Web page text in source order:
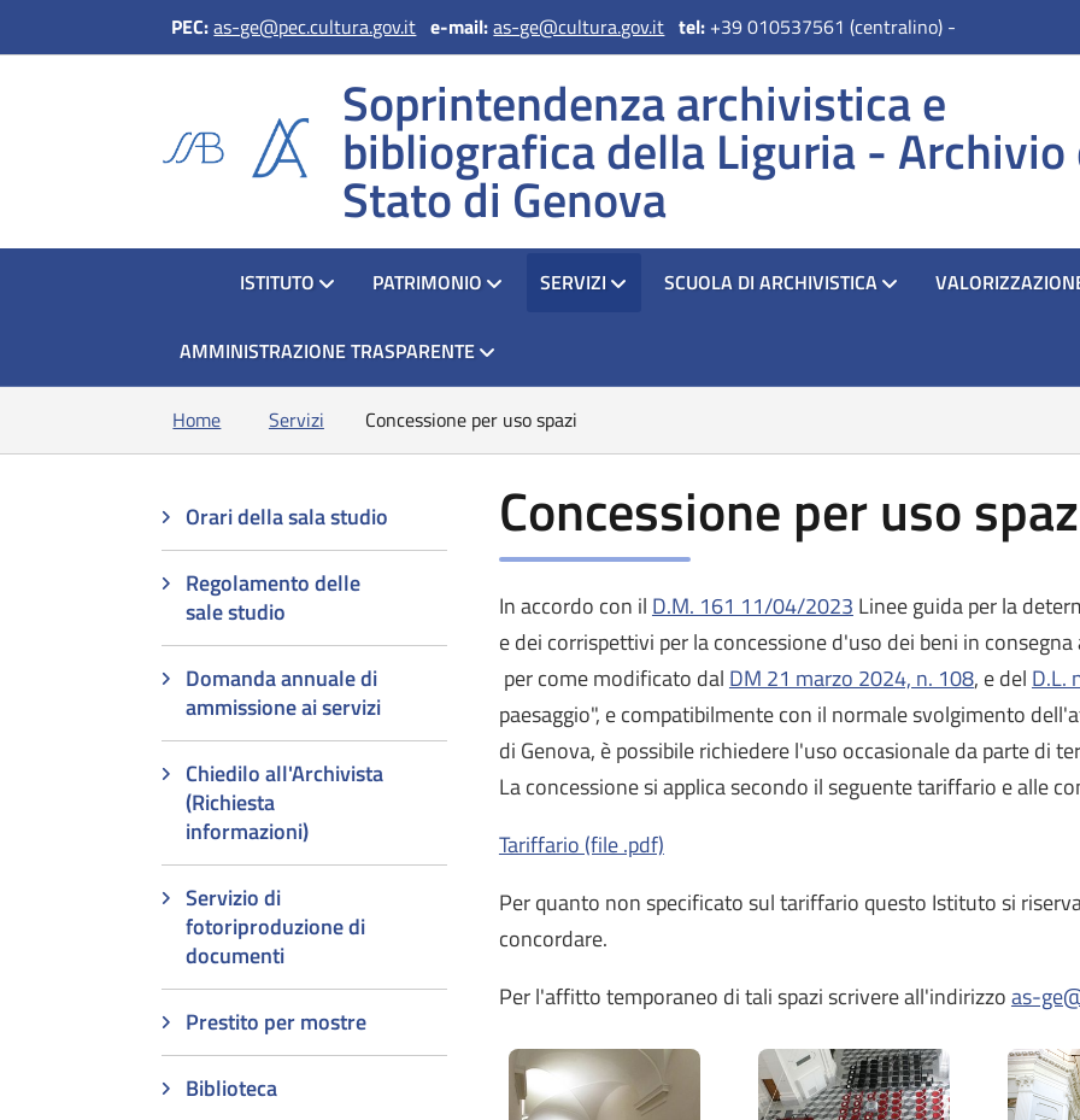
PEC:as-ge@pec.cultura.gov.it e-mail:as-ge@cultura.gov.it tel: +39 010537561 (centralino) -
Soprintendenza archivistica e
bibliografica della Liguria -
Stato di Genova
HOMEISTITUTO PATRIMONIO SERVIZI SCUOLA DI ARCHIVISTICA
AMMINISTRAZIONE TRASPARENTE
Home Servizi Concessione per uso spazi
Orari della sala studio
Regolamento delle
sale studio
Domanda annuale di
ammissione ai servizi
Chiedilo all'Archivista
(Richiesta
informazioni)
Servizio di
fotoriproduzione di
documenti
Prestito per mostre
Biblioteca
Concessione per uso
In accordo con il D.M. 161 11/04/2023 Linee guida per la
e dei corrispettivi per la concessione d'uso dei beni in
per come modificato dal DM 21 marzo 2024, n. 108, e del D.L.
paesaggio", e compatibilmente con il normale svolgimento
di Genova, è possibile richiedere l'uso occasionale da parte di
La concessione si applica secondo il seguente tariffario e alle
Tariffario (file .pdf)
Per quanto non specificato sul tariffario questo Istituto si
concordare.
Per l'affitto temporaneo di tali spazi scrivere all'indirizzoas-